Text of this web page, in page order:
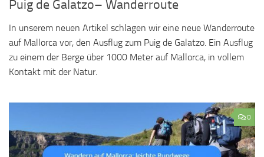
Puig de Galatzo– Wanderroute
In unserem neuen Artikel schlagen wir eine neue Wanderroute
auf Mallorca vor, den Ausflug zum Puig de Galatzo. Ein Ausflug
zu einem der Berge über 1000 Meter auf Mallorca, in vollem
Kontakt mit der Natur.
0